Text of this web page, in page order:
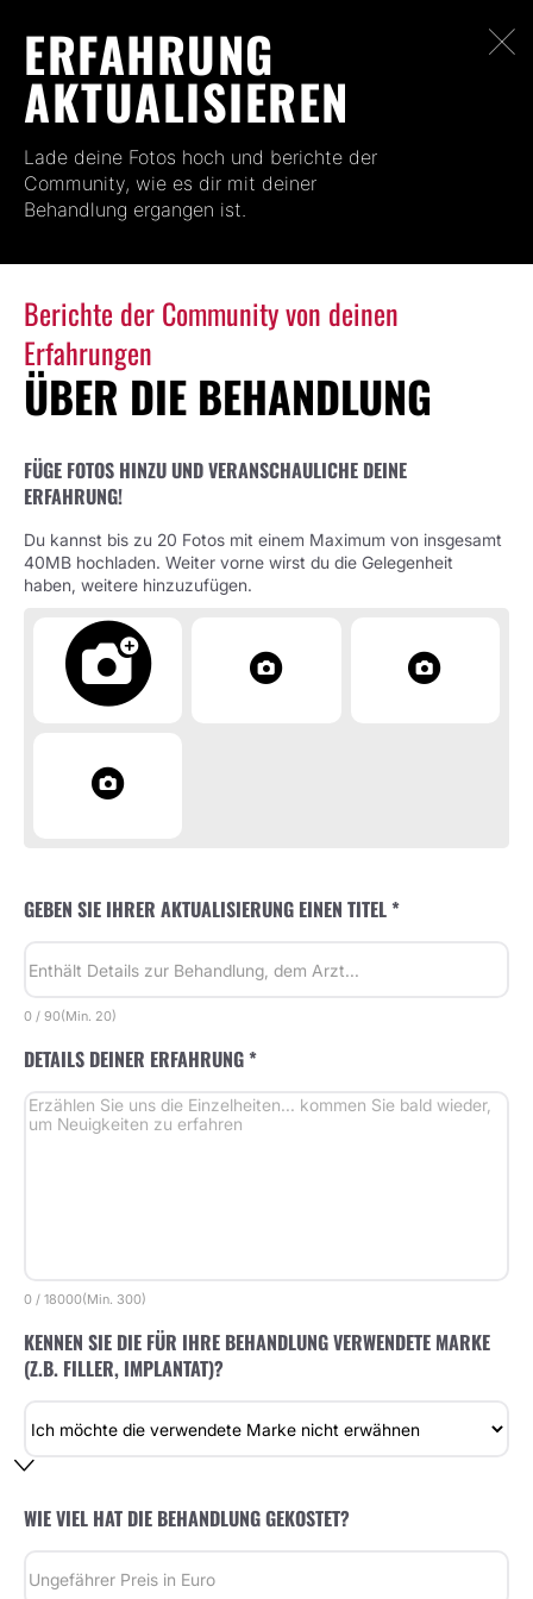
ERFAHRUNG
AKTUALISIEREN
Lade deine Fotos hoch und berichte der
Community, wie es dir mit deiner
Behandlung ergangen ist.
Berichte der Community von deinen
Erfahrungen
ÜBER DIE BEHANDLUNG
FÜGE FOTOS HINZU UND VERANSCHAULICHE DEINE
ERFAHRUNG!
Du kannst bis zu 20 Fotos mit einem Maximum von insgesamt
40MB hochladen. Weiter vorne wirst du die Gelegenheit
haben, weitere hinzuzufügen.
GEBEN SIE IHRER AKTUALISIERUNG EINEN TITEL *
0 / 90(Min. 20)
DETAILS DEINER ERFAHRUNG *
0 / 18000(Min. 300)
KENNEN SIE DIE FÜR IHRE BEHANDLUNG VERWENDETE MARKE
(Z.B. FILLER, IMPLANTAT)?
WIE VIEL HAT DIE BEHANDLUNG GEKOSTET?